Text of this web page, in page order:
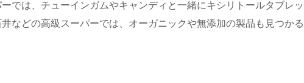
では、チューインガムやキャンディと一緒にキシリトールタブレッ
などの高級スーパーでは、オーガニックや無添加の製品も見つかる